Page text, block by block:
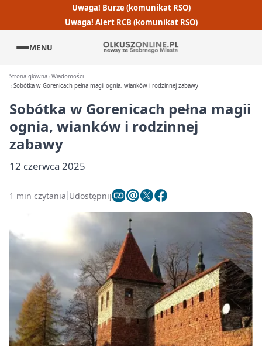
Uwaga! Burze (komunikat RSO)
Uwaga! Alert RCB (komunikat RSO)
MENU
Strona główna Wiadomości
Sobótka w Gorenicach pełna magii ognia, wianków i rodzinnej zabawy
Sobótka w Gorenicach pełna magii
ognia, wianków i rodzinnej
zabawy
12 czerwca 2025
1 min czytania Udostępnij